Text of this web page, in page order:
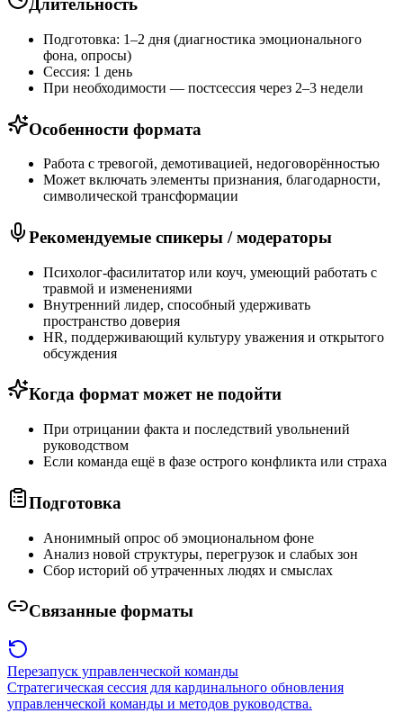
Длительность
Подготовка: 1–2 дня (диагностика эмоционального
фона, опросы)
Сессия: 1 день
При необходимости — постсессия через 2–3 недели
Особенности формата
Работа с тревогой, демотивацией, недоговорённостью
Может включать элементы признания, благодарности,
символической трансформации
Рекомендуемые спикеры / модераторы
Психолог-фасилитатор или коуч, умеющий работать с
травмой и изменениями
Внутренний лидер, способный удерживать
пространство доверия
HR, поддерживающий культуру уважения и открытого
обсуждения
Когда формат может не подойти
При отрицании факта и последствий увольнений
руководством
Если команда ещё в фазе острого конфликта или страха
Подготовка
Анонимный опрос об эмоциональном фоне
Анализ новой структуры, перегрузок и слабых зон
Сбор историй об утраченных людях и смыслах
Связанные форматы
Перезапуск управленческой команды
Стратегическая сессия для кардинального обновления
управленческой команды и методов руководства.